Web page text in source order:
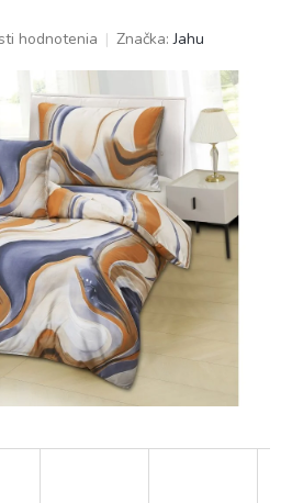
hodnotenia Značka:Jahu